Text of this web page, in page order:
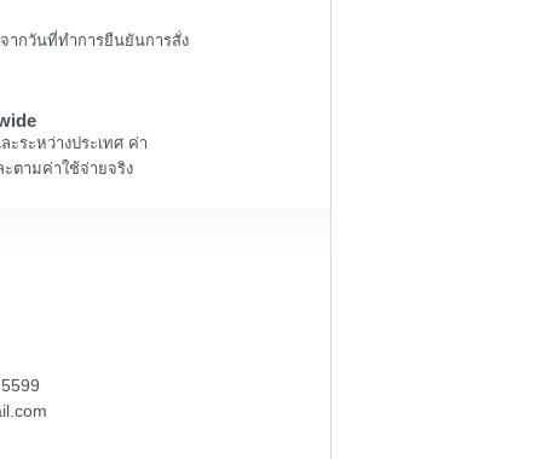
ากวันที่ทำการยืนยันการสั่ง
ะระหว่างประเทศ ค่า
ตามค่าใช้จ่ายจริง